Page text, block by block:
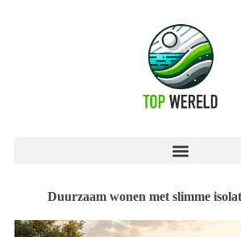
Duurzaam wonen met slimme